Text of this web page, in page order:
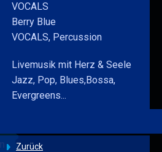
BERRY
VOCALS
Berry Blue
VOCALS, Percussion
Livemusik mit Herz & Seele
Jazz, Pop, Blues,Bossa,
Evergreens...
Zurück